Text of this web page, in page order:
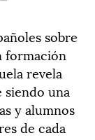
sobre
formación
revela
siendo una
y alumnos
de cada